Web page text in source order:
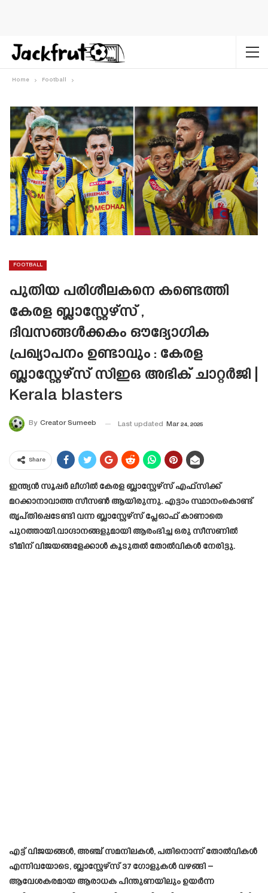
Home Football
FOOTBALL
പുതിയ പരിശീലകനെ കണ്ടെത്തി
കേരള ബ്ലാസ്റ്റേഴ്‌സ് ,
ദിവസങ്ങൾക്കകം ഔദ്യോഗിക
പ്രഖ്യാപനം ഉണ്ടാവും : കേരള
ബ്ലാസ്റ്റേഴ്‌സ് സിഇഒ അഭിക് ചാറ്റർജി |
Kerala blasters
By Creator Sumeeb Last updated Mar 24, 2025
Share
ഇന്ത്യൻ സൂപ്പർ ലീഗിൽ കേരള ബ്ലാസ്റ്റേഴ്‌സ് എഫ്‌സിക്ക്
മറക്കാനാവാത്ത സീസൺ ആയിരുന്നു. എട്ടാം സ്ഥാനംകൊണ്ട്
തൃപ്തിപ്പെടേണ്ടി വന്ന ബ്ലാസ്റ്റേഴ്‌സ് പ്ലേഓഫ് കാണാതെ
പുറത്തായി.വാഗ്ദാനങ്ങളുമായി ആരംഭിച്ച ഒരു സീസണിൽ
ടീമിന് വിജയങ്ങളേക്കാൾ കൂടുതൽ തോൽവികൾ നേരിട്ടു.
എട്ട് വിജയങ്ങൾ, അഞ്ച് സമനിലകൾ, പതിനൊന്ന് തോൽവികൾ
എന്നിവയോടെ, ബ്ലാസ്റ്റേഴ്‌സ് 37 ഗോളുകൾ വഴങ്ങി –
ആവേശകരമായ ആരാധക പിന്തുണയിലും ഉയർന്ന